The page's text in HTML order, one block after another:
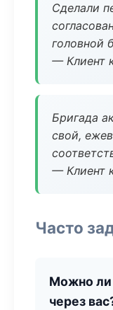
Сделали
головной
— Клиент
Бригада
свой,
— Клиент
Часто
Можно ли
через